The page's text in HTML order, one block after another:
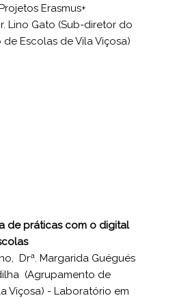
Erasmus+
Lino Gato (Sub-diretor do
Escolas de Vila Viçosa)
de práticas com o digital
Drª. Margarida Guégués
(Agrupamento de
Viçosa) - Laboratório em